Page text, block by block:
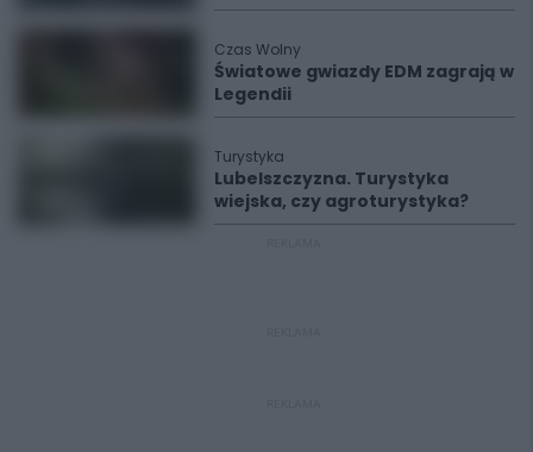
Czas Wolny
Światowe gwiazdy EDM zagrają w
Legendii
Turystyka
Lubelszczyzna. Turystyka
wiejska, czy agroturystyka?